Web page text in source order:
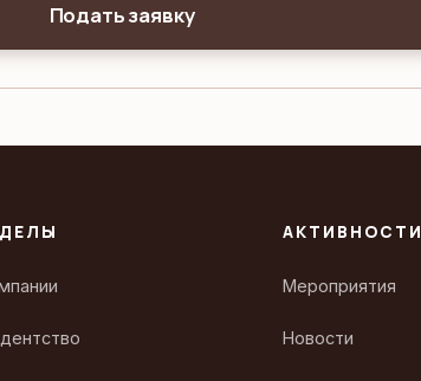
Подать заявку
АКТИВНОСТИ
Мероприятия
Новости